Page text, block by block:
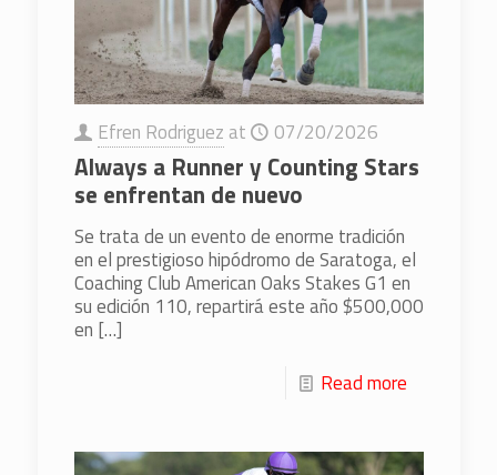
Efren Rodriguez at 07/20/2026
Always a Runner y Counting Stars
se enfrentan de nuevo
Se trata de un evento de enorme tradición
en el prestigioso hipódromo de Saratoga, el
Coaching Club American Oaks Stakes G1 en
su edición 110, repartirá este año $500,000
en […]
Read more